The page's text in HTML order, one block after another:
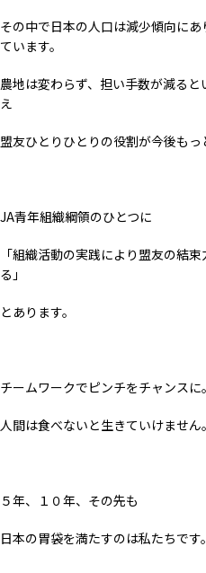
その中で日本の人口は減少傾向に
ています。
農地は変わらず、担い手数が減る
え
盟友ひとりひとりの役割が今後もっ
JA青年組織綱領のひとつに
「組織活動の実践により盟友の結
る」
とあります。
チームワークでピンチをチャンスに。
人間は食べないと生きていけません。
５年、１０年、その先も
日本の胃袋を満たすのは私たちです。